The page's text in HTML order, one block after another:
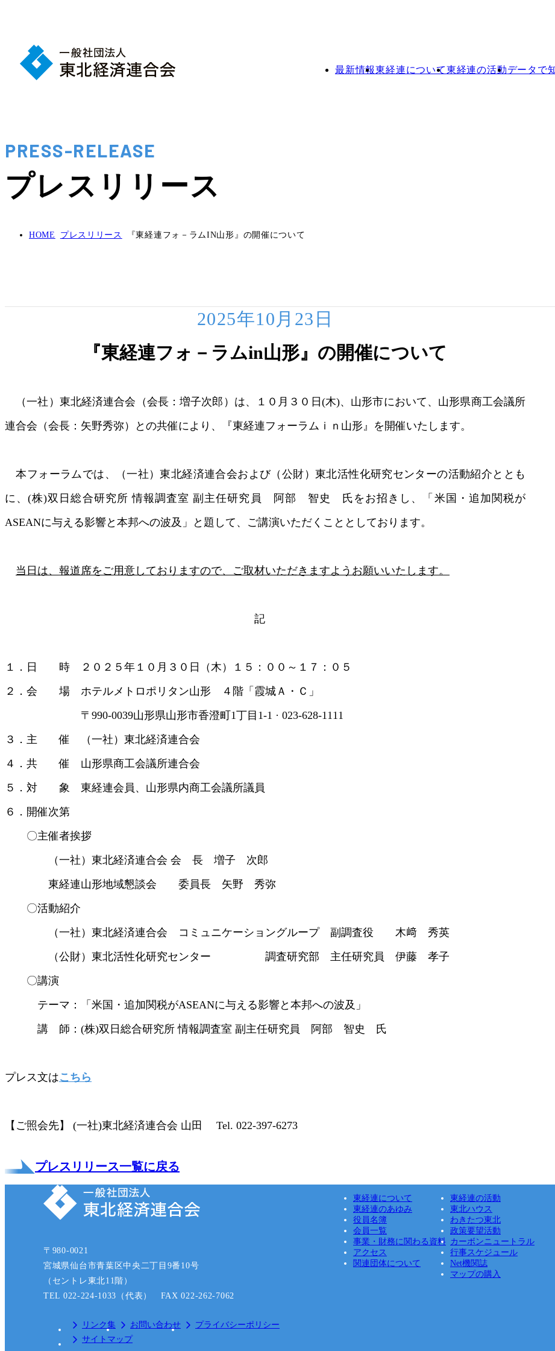
最新情報東経連について東経連の活動データで
PRESS-RELEASE
プレスリリース
HOME プレスリリース 『東経連フォ－ラムIN山形』の開催について
2025年10月23日
『東経連フォ－ラムin山形』の開催について
（一社）東北経済連合会（会長：増子次郎）は、１０月３０日(木)、山形市において、山形県商工会議所
連合会（会長：矢野秀弥）との共催により、『東経連フォーラムｉｎ山形』を開催いたします。
本フォーラムでは、（一社）東北経済連合会および（公財）東北活性化研究センターの活動紹介ととも
に、(株)双日総合研究所 情報調査室 副主任研究員 阿部 智史 氏をお招きし、「米国・追加関税が
ASEANに与える影響と本邦への波及」と題して、ご講演いただくこととしております。
当日は、報道席をご用意しておりますので、ご取材いただきますようお願いいたします。
記
１．日 時 ２０２５年１０月３０日（木）１５：００～１７：０５
２．会 場 ホテルメトロポリタン山形 ４階「霞城Ａ・Ｃ」
〒990-0039山形県山形市香澄町1丁目1-1 · 023-628-1111
３．主 催 （一社）東北経済連合会
４．共 催 山形県商工会議所連合会
５．対 象 東経連会員、山形県内商工会議所議員
６．開催次第
〇主催者挨拶
（一社）東北経済連合会 会 長 増子 次郎
東経連山形地域懇談会 委員長 矢野 秀弥
〇活動紹介
（一社）東北経済連合会 コミュニケーショングループ 副調査役 木﨑 秀英
（公財）東北活性化研究センター 調査研究部 主任研究員 伊藤 孝子
〇講演
テーマ：「米国・追加関税がASEANに与える影響と本邦への波及」
講 師：(株)双日総合研究所 情報調査室 副主任研究員 阿部 智史 氏
プレス文はこちら
【ご照会先】 (一社)東北経済連合会 山田 Tel. 022-397-6273
プレスリリース一覧に戻る
〒980-0021
宮城県仙台市青葉区中央二丁目9番10号
（セントレ東北11階）
TEL 022-224-1033（代表） FAX 022-262-7062
リンク集 お問い合わせ
プライバシーポリシー
サイトマップ
東経連について
東経連の活動
東経連のあゆみ
東北ハウス
役員名簿
わきたつ東北
会員一覧
政策要望活動
事業・財務に関わる資料 カーボンニュートラル
アクセス
行事スケジュール
関連団体について
Net機関誌
マップの購入